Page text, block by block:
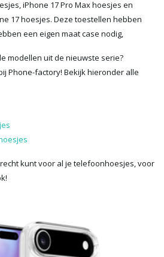
iPhone 17 Pro Max hoesjes en
17 hoesjes. Deze toestellen hebben
een eigen maat case nodig,
modellen uit de nieuwste serie?
Phone-factory! Bekijk hieronder alle
kunt voor al je telefoonhoesjes, voor